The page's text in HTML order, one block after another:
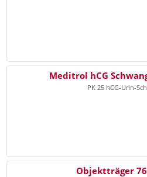
Meditrol hCG
PK 25 hCG-Urin-
Objektträger